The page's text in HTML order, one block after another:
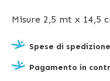
Misure 2,5 mt x 14,5
Spese di
Pagamento in